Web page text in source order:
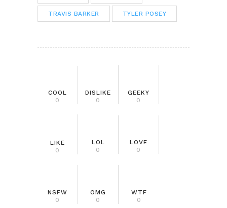
TRAVIS BARKER TYLER POSEY
COOL
0
DISLIKE
0
GEEKY
0
LIKE
0
LOL
0
LOVE
0
NSFW
0
OMG
0
WTF
0